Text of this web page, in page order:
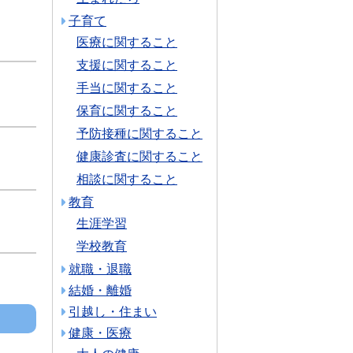
子育て
医療に関すること
支援に関すること
手当に関すること
保育に関すること
予防接種に関すること
健康診査に関すること
相談に関すること
教育
生涯学習
学校教育
就職・退職
結婚・離婚
引越し・住まい
健康・医療